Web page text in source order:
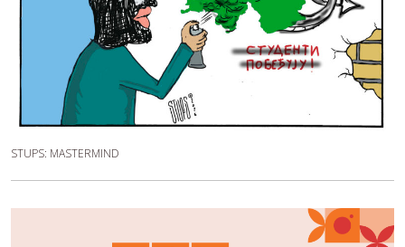
STUPS: MASTERMIND